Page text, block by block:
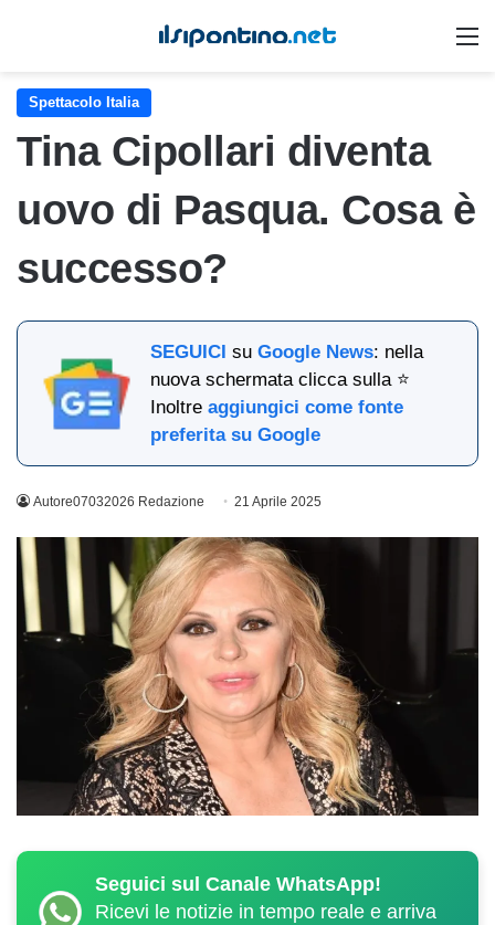
Spettacolo Italia
Tina Cipollari diventa
uovo di Pasqua. Cosa è
successo?
SEGUICI suGoogle News: nella
nuova schermata clicca sulla ⭐
Inoltreaggiungici come fonte
preferita su Google
Autore07032026 Redazione 21 Aprile 2025
Seguici sul Canale WhatsApp!
Ricevi le notizie in tempo reale e arriva